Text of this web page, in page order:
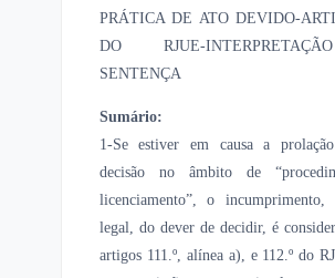
PRÁTICA DE ATO DEVIDO-
DO RJUE-
SENTENÇA
Sumário:
1-Se estiver em causa a
decisão no âmbito de
licenciamento”, o
legal, do dever de decidir, é
artigos 111.º, alínea a), e 112.º do